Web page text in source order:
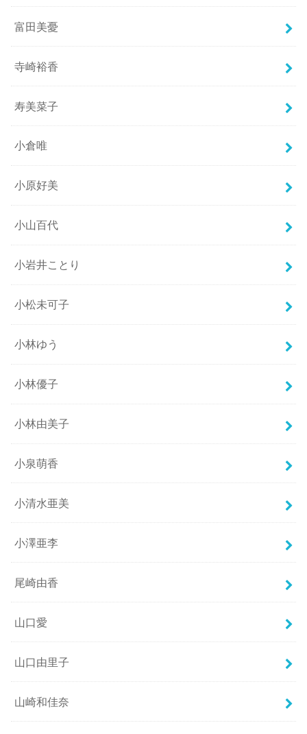
富田美憂
寺崎裕香
寿美菜子
小倉唯
小原好美
小山百代
小岩井ことり
小松未可子
小林ゆう
小林優子
小林由美子
小泉萌香
小清水亜美
小澤亜李
尾崎由香
山口愛
山口由里子
山崎和佳奈